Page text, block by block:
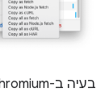
בעיה ב-Chromium: ‏